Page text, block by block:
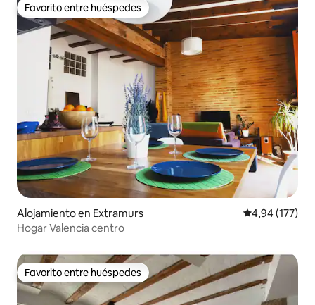
Favorito entre huéspedes
Favorito entre huéspedes
Alojamiento en Extramurs Calificación
4,94 (177)
Hogar Valencia centro
Favorito entre huéspedes
Favorito entre huéspedes